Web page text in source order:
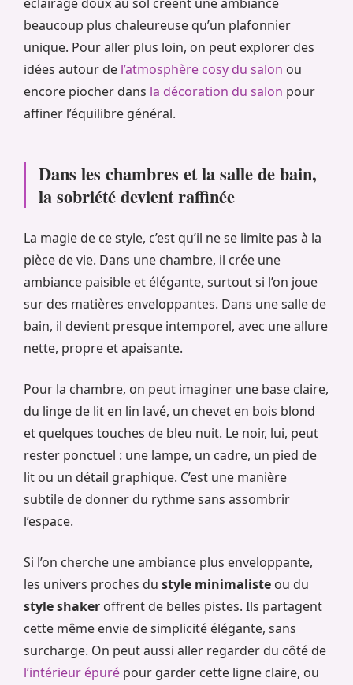
beaucoup plus chaleureuse qu’un plafonnier
unique. Pour aller plus loin, on peut explorer des
idées autour de l’atmosphère cosy du salon ou
encore piocher dans la décoration du salon pour
affiner l’équilibre général.
Dans les chambres et la salle de bain,
la sobriété devient raffinée
La magie de ce style, c’est qu’il ne se limite pas à la
pièce de vie. Dans une chambre, il crée une
ambiance paisible et élégante, surtout si l’on joue
sur des matières enveloppantes. Dans une salle de
bain, il devient presque intemporel, avec une allure
nette, propre et apaisante.
Pour la chambre, on peut imaginer une base claire,
du linge de lit en lin lavé, un chevet en bois blond
et quelques touches de bleu nuit. Le noir, lui, peut
rester ponctuel : une lampe, un cadre, un pied de
lit ou un détail graphique. C’est une manière
subtile de donner du rythme sans assombrir
l’espace.
Si l’on cherche une ambiance plus enveloppante,
les univers proches du style minimaliste ou du
style shaker offrent de belles pistes. Ils partagent
cette même envie de simplicité élégante, sans
surcharge. On peut aussi aller regarder du côté de
l’intérieur épuré pour garder cette ligne claire, ou